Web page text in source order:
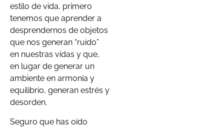
estilo de vida, primero
tenemos que aprender a
desprendernos de objetos
que nos generan “ruido”
en nuestras vidas y que,
en lugar de generar un
ambiente en armonía y
equilibrio, generan estrés y
desorden.
Seguro que has oído